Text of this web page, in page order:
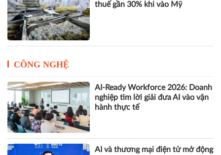
thuế gần 30% khi vào Mỹ
CÔNG NGHỆ
AI-Ready Workforce 2026: Doanh
nghiệp tìm lời giải đưa AI vào vận
hành thực tế
AI và thương mại điện tử mở động